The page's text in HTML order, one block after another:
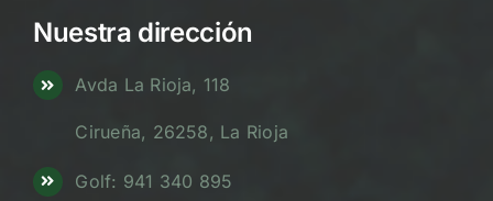
Nuestra dirección
Avda La Rioja, 118
Cirueña, 26258, La Rioja
Golf: 941 340 895